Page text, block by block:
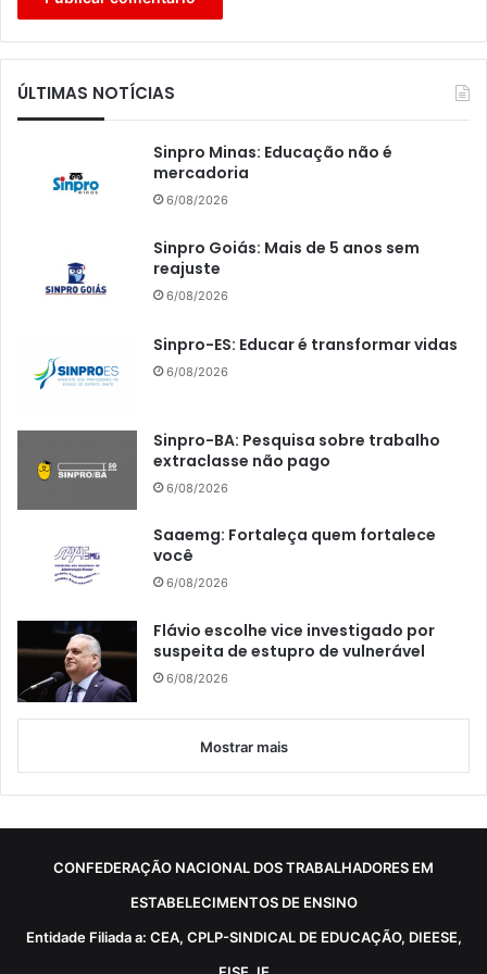
ÚLTIMAS NOTÍCIAS
Sinpro Minas: Educação não é
mercadoria
6/08/2026
Sinpro Goiás: Mais de 5 anos sem
reajuste
6/08/2026
Sinpro-ES: Educar é transformar vidas
6/08/2026
Sinpro-BA: Pesquisa sobre trabalho
extraclasse não pago
6/08/2026
Saaemg: Fortaleça quem fortalece
você
6/08/2026
Flávio escolhe vice investigado por
suspeita de estupro de vulnerável
6/08/2026
Mostrar mais
CONFEDERAÇÃO NACIONAL DOS TRABALHADORES EM
ESTABELECIMENTOS DE ENSINO
Entidade Filiada a: CEA, CPLP-SINDICAL DE EDUCAÇÃO, DIEESE,